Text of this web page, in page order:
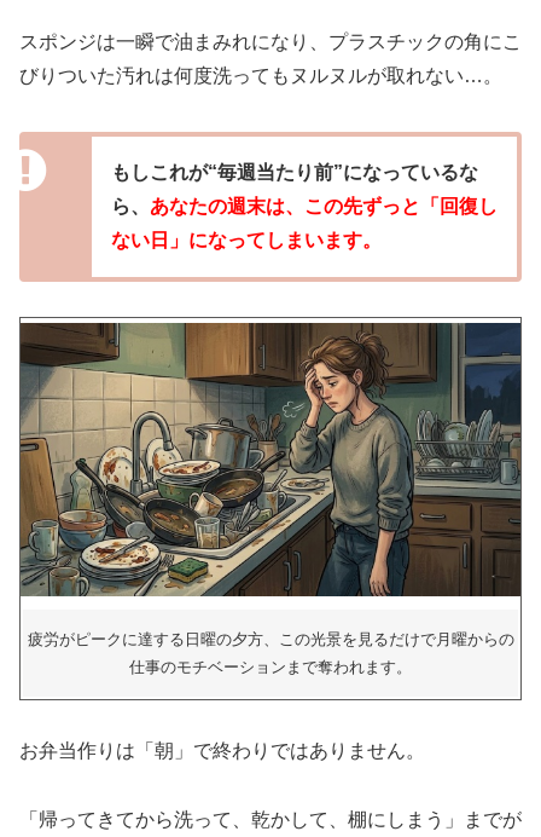
スポンジは一瞬で油まみれになり、プラスチックの角にこ
びりついた汚れは何度洗ってもヌルヌルが取れない…。
もしこれが“毎週当たり前”になっているな
ら、 あなたの週末は、この先ずっと「回復し
ない日」になってしまいます。
疲労がピークに達する日曜の夕方、この光景を見るだけで月曜からの
仕事のモチベーションまで奪われます。
お弁当作りは「朝」で終わりではありません。
「帰ってきてから洗って、乾かして、棚にしまう」までが